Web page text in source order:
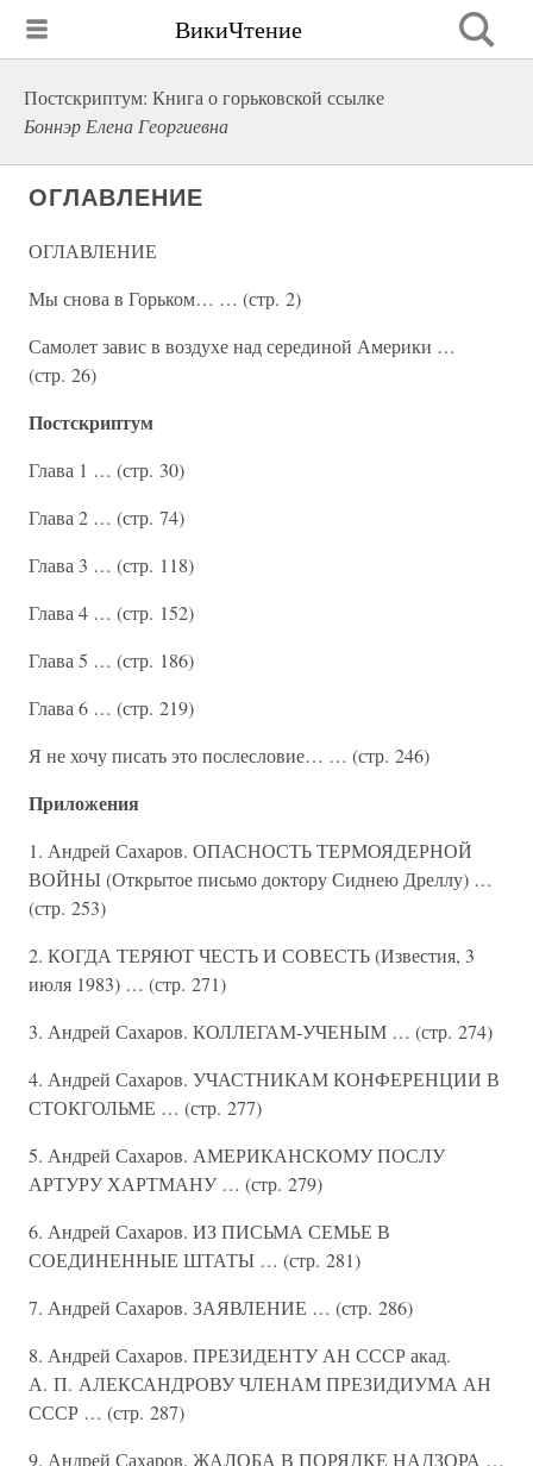
ВикиЧтение
Постскриптум: Книга о горьковской ссылке
Боннэр Елена Георгиевна
ОГЛАВЛЕНИЕ
ОГЛАВЛЕНИЕ
Мы снова в Горьком… … (стр. 2)
Самолет завис в воздухе над серединой Америки …
(стр. 26)
Постскриптум
Глава 1 … (стр. 30)
Глава 2 … (стр. 74)
Глава 3 … (стр. 118)
Глава 4 … (стр. 152)
Глава 5 … (стр. 186)
Глава 6 … (стр. 219)
Я не хочу писать это послесловие… … (стр. 246)
Приложения
1. Андрей Сахаров. ОПАСНОСТЬ ТЕРМОЯДЕРНОЙ
ВОЙНЫ (Открытое письмо доктору Сиднею Дреллу) …
(стр. 253)
2. КОГДА ТЕРЯЮТ ЧЕСТЬ И СОВЕСТЬ (Известия, 3
июля 1983) … (стр. 271)
3. Андрей Сахаров. КОЛЛЕГАМ-УЧЕНЫМ … (стр. 274)
4. Андрей Сахаров. УЧАСТНИКАМ КОНФЕРЕНЦИИ В
СТОКГОЛЬМЕ … (стр. 277)
5. Андрей Сахаров. АМЕРИКАНСКОМУ ПОСЛУ
АРТУРУ ХАРТМАНУ … (стр. 279)
6. Андрей Сахаров. ИЗ ПИСЬМА СЕМЬЕ В
СОЕДИНЕННЫЕ ШТАТЫ … (стр. 281)
7. Андрей Сахаров. ЗАЯВЛЕНИЕ … (стр. 286)
8. Андрей Сахаров. ПРЕЗИДЕНТУ АН СССР акад.
А. П. АЛЕКСАНДРОВУ ЧЛЕНАМ ПРЕЗИДИУМА АН
СССР … (стр. 287)
9. Андрей Сахаров. ЖАЛОБА В ПОРЯДКЕ НАДЗОРА …